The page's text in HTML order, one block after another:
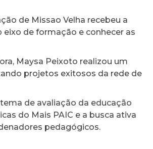
de Missao Velha recebeu a
eixo de formação e conhecer as
Maysa Peixoto realizou um
projetos exitosos da rede de
de avaliação da educação
do Mais PAIC e a busca ativa
pedagógicos.